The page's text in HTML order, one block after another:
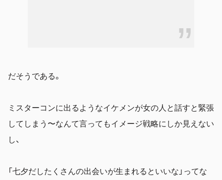
だそうである。
ミスターコンに出るようなイケメンが女の人と話すと緊張
してしまう〜なんて言ってもイメージ戦略にしか見えない
し、
「七夕だしたくさんの出会いが生まれるといいな」ってな